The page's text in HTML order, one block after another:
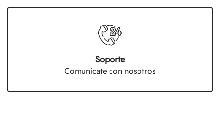
Soporte
Comunícate con nosotros